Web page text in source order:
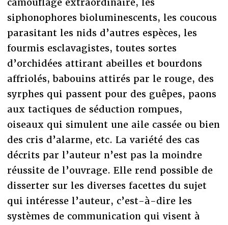
camouflage extraordinaire, les
siphonophores bioluminescents, les coucous
parasitant les nids d’autres espèces, les
fourmis esclavagistes, toutes sortes
d’orchidées attirant abeilles et bourdons
affriolés, babouins attirés par le rouge, des
syrphes qui passent pour des guêpes, paons
aux tactiques de séduction rompues,
oiseaux qui simulent une aile cassée ou bien
des cris d’alarme, etc. La variété des cas
décrits par l’auteur n’est pas la moindre
réussite de l’ouvrage. Elle rend possible de
disserter sur les diverses facettes du sujet
qui intéresse l’auteur, c’est-à-dire les
systèmes de communication qui visent à